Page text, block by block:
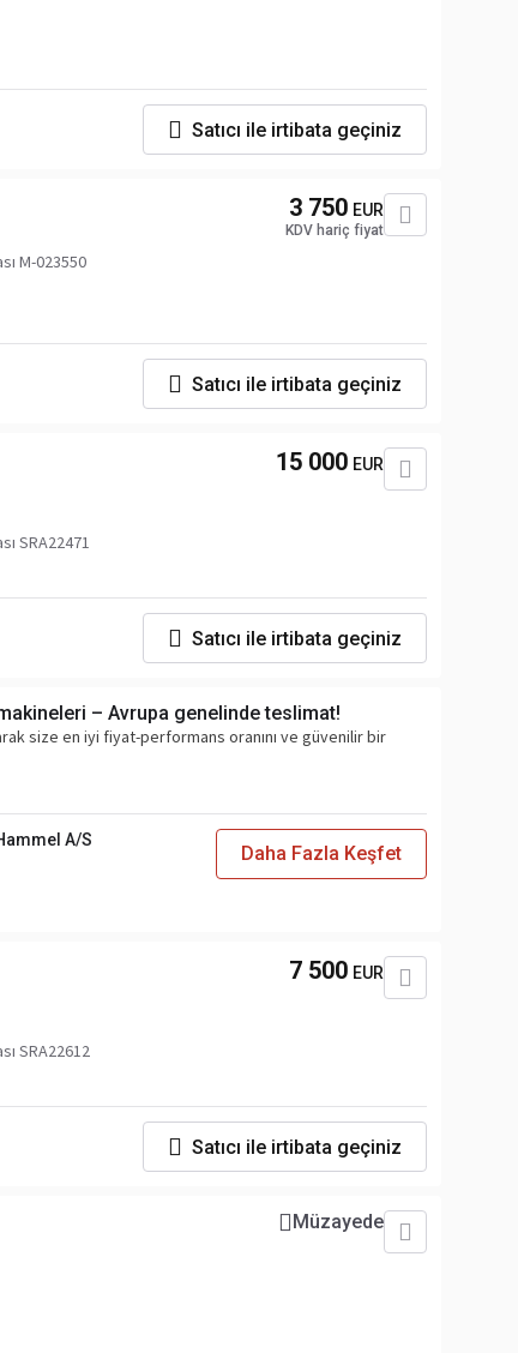
Satıcı ile irtibata geçiniz
M-023550
3 750 EUR
KDV hariç fiyat
Satıcı ile irtibata geçiniz
SRA22471
15 000 EUR
Satıcı ile irtibata geçiniz
– Avrupa genelinde teslimat!
size en iyi fiyat-performans oranını ve güvenilir bir
A/S
Daha Fazla Keşfet
SRA22612
7 500 EUR
Satıcı ile irtibata geçiniz
Müzayede